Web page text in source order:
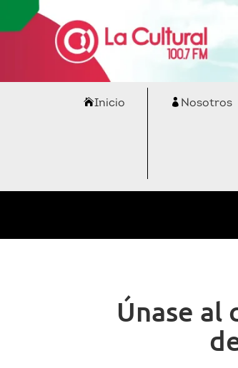
Inicio Nosotros
Únase al